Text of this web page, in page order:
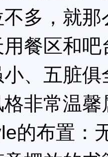
多，就
餐区和吧
、五脏俱
非常温
的布置：